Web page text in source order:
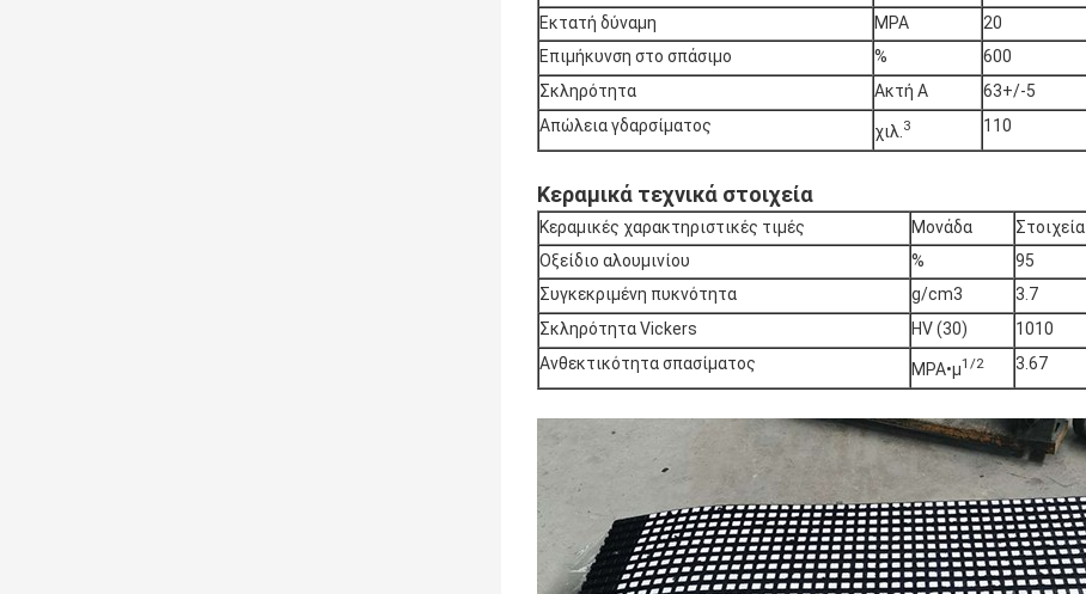
Εκτατή δύναμη
MPA 20
Επιμήκυνση στο σπάσιμο
% 600
Σκληρότητα
Ακτή Α 63+/-5
Απώλεια γδαρσίματος
χιλ. 3 110
Κεραμικά τεχνικά στοιχεία
Κεραμικές χαρακτηριστικές τιμές Μονάδα Στοιχεία
Οξείδιο αλουμινίου
%
95
Συγκεκριμένη πυκνότητα
g/cm3
3.7
Σκληρότητα Vickers
HV (30) 1010
Ανθεκτικότητα σπασίματος
MPA•μ1/2 3.67